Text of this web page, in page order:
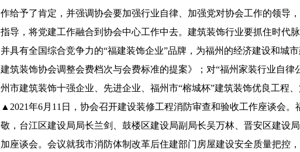
作给予了肯定，并强调协会要加强行业自律、加强党对协会工作的领导
指导，将党建工作融合到协会中心工作中去。建筑装饰行业要抓住时代
并具有全国综合竞争力的“福建装饰企业”品牌，为福州的经济建设和城
建筑装饰协会调整会费档次与会费标准的提案》；对“福州家装行业自
州市建筑装饰十强企业、先进企业、福州市“榕城杯”建筑装饰优良工程
▲2021年6月11日，协会召开建设装修工程消防审查和验收工作座谈会
敬，台江区建设局局长兰剑、鼓楼区建设局副局长吴万林、晋安区建设
加座谈会。会议就我市消防体制改革后住建部门房屋建设安全质量把控